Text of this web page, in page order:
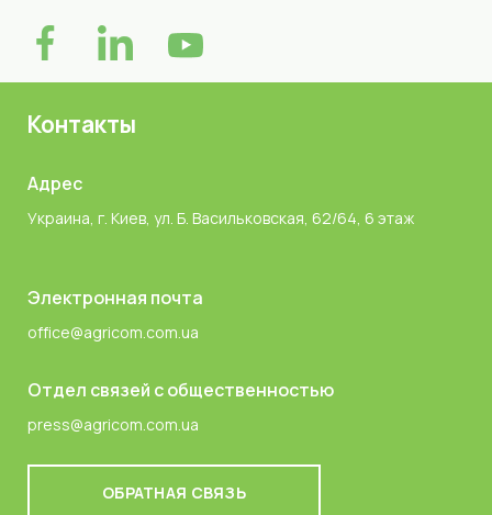
Контакты
Адрес
Украина, г. Киев, ул. Б. Васильковская, 62/64, 6 этаж
Электронная почта
office@agricom.com.ua
Отдел связей с общественностью
press@agricom.com.ua
ОБРАТНАЯ СВЯЗЬ